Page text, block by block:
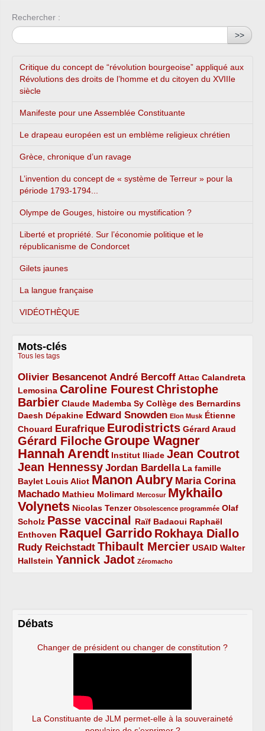
Rechercher :
>>
Critique du concept de “révolution bourgeoise” appliqué aux
Révolutions des droits de l’homme et du citoyen du XVIIIe
siècle
Manifeste pour une Assemblée Constituante
Le drapeau européen est un emblème religieux chrétien
Grèce, chronique d’un ravage
L’invention du concept de « système de Terreur » pour la
période 1793-1794...
Olympe de Gouges, histoire ou mystification ?
Liberté et propriété. Sur l’économie politique et le
républicanisme de Condorcet
Gilets jaunes
La langue française
VIDÉOTHÈQUE
Mots-clés
Tous les tags
Olivier Besancenot
3/5 André Bercoff
3/5 Attac
2/5
Calandreta
Lemosina
2/5 Caroline Fourest
4/5
Christophe
Barbier
4/5 Claude Mademba Sy
2/5 Collège des Bernardins
2/5
Daesh
2/5 Dépakine
2/5 Edward Snowden
3/5 Elon Musk
1/5
Étienne
Chouard
2/5 Eurafrique
3/5 Eurodistricts
4/5 Gérard Araud
2/5
Gérard Filoche
4/5 Groupe Wagner
5/5
Hannah Arendt
5/5 Institut Iliade
2/5 Jean Coutrot
4/5
Jean Hennessy
4/5 Jordan Bardella
3/5
La famille
Baylet
2/5 Louis Aliot
2/5 Manon Aubry
5/5
Maria Corina
Machado
3/5 Mathieu Molimard
2/5 Mercosur
1/5
Mykhailo
Volynets
5/5 Nicolas Tenzer
2/5 Obsolescence programmée
1/5
Olaf
Scholz
2/5 Passe vaccinal
4/5 Raïf Badaoui
2/5
Raphaël
Enthoven
2/5 Raquel Garrido
5/5 Rokhaya Diallo
4/5
Rudy Reichstadt
3/5 Thibault Mercier
4/5 USAID
2/5
Walter
Hallstein
2/5 Yannick Jadot
4/5 Zéromacho
1/5
Débats
Changer de président ou changer de constitution ?
La Constituante de JLM permet-elle à la souveraineté